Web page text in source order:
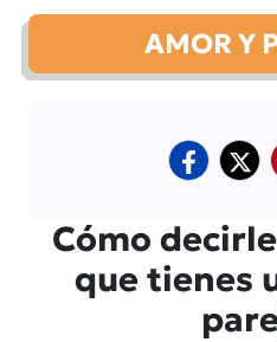
AMOR Y
Cómo
que tienes